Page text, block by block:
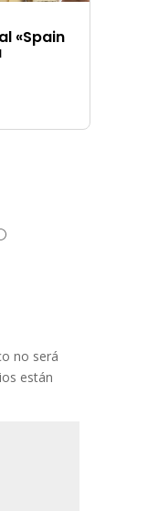
«Spain
no será
están